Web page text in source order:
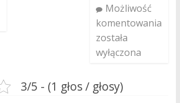
Możliwość
komentowania
została
wyłączona
3/5 - (1 głos / głosy)